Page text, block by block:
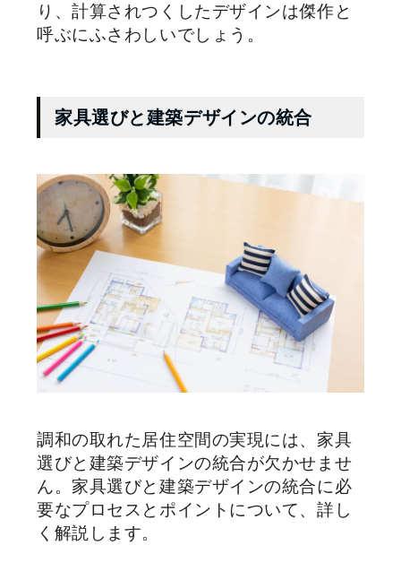
り、計算されつくしたデザインは傑作と
呼ぶにふさわしいでしょう。
家具選びと建築デザインの統合
調和の取れた居住空間の実現には、家具
選びと建築デザインの統合が欠かせませ
ん。家具選びと建築デザインの統合に必
要なプロセスとポイントについて、詳し
く解説します。